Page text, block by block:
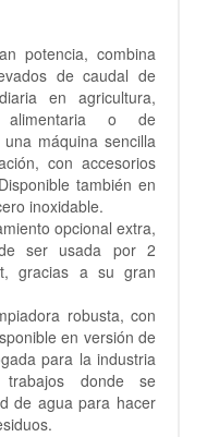
potencia, combina
de caudal de
en agricultura,
alimentaria o de
máquina sencilla
con accesorios
también en
inoxidable.
opcional extra,
ser usada por 2
gracias a su gran
robusta, con
en versión de
para la industria
donde se
de agua para hacer